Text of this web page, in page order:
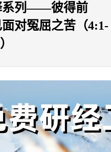
系列——彼得前
对冤屈之苦（4:1-